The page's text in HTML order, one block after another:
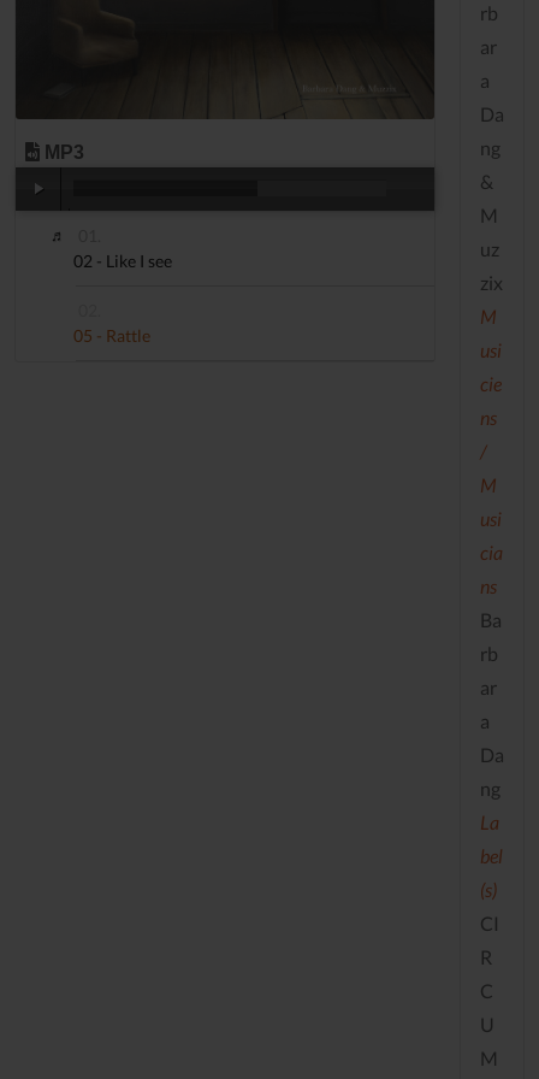
MP3
02 - Like I see
05 - Rattle
rb
ar
a
Da
ng
&
M
uz
zix
M
usi
cie
ns
/
M
usi
cia
ns
Ba
rb
ar
a
Da
ng
La
bel
(s)
CI
R
C
U
M